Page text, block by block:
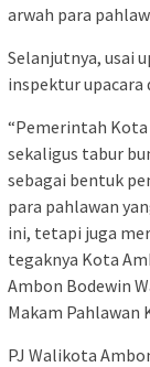
arwah para
Selanjutnya, usai
inspektur upacara
“Pemerintah
sekaligus tabur
sebagai bentuk
para pahlawan
ini, tetapi juga
tegaknya Kota
Ambon Bodewin
Makam Pahlawan
PJ Walikota